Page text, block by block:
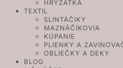
HRYZÁTKA
TEXTIL
SLINTÁČIKY
MAZNÁČIKOVIA
KÚPANIE
PLIENKY A
OBLIEČKY A DEKY
BLOG